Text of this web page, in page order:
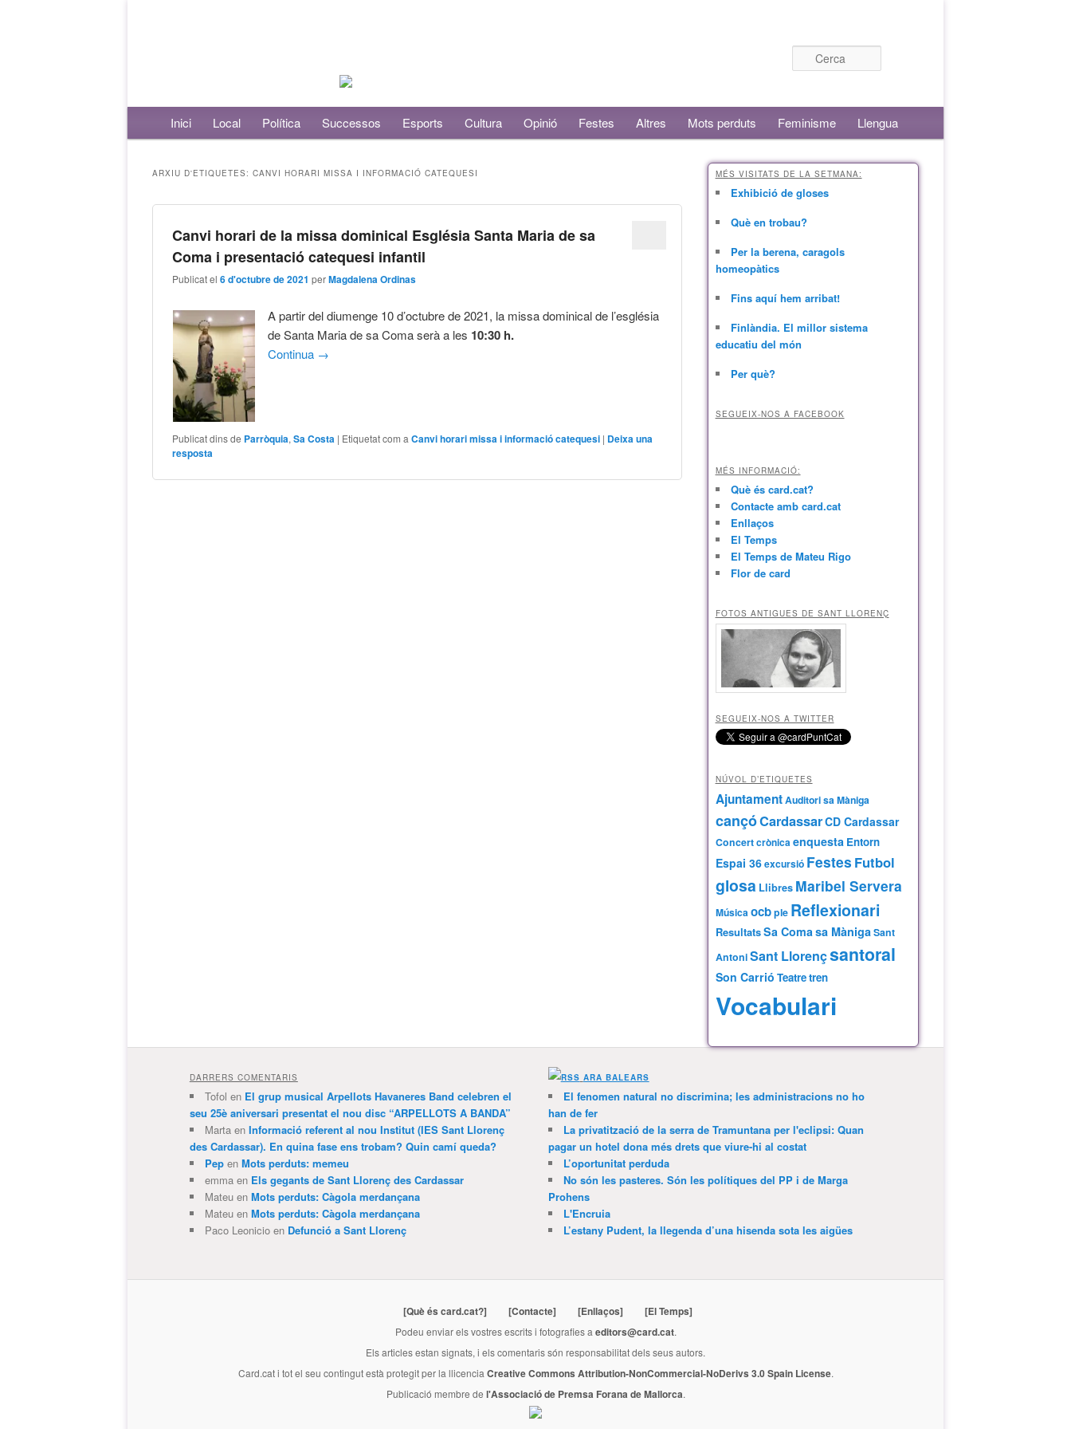
Menú principalAneu al contingut principal
Aneu al contingut secundari
Inici Local Política Successos Esports Cultura Opinió Festes Altres Mots perduts Feminisme Llengua
ARXIU D'ETIQUETES: CANVI HORARI MISSA I INFORMACIÓ CATEQUESI
Canvi horari de la missa dominical Església Santa Maria de sa
Coma i presentació catequesi infantil
Publicat el6 d'octubre de 2021 perMagdalena Ordinas
A partir del diumenge 10 d’octubre de 2021, la missa dominical de l’església
de Santa Maria de sa Coma serà a les 10:30 h.
Continua →
Publicat dins de Parròquia,Sa Costa | Etiquetat com a Canvi horari missa i informació catequesi | Deixa una
resposta
MÉS VISITATS DE LA SETMANA:
Exhibició de gloses
Què en trobau?
Per la berena, caragols
homeopàtics
Fins aquí hem arribat!
Finlàndia. El millor sistema
educatiu del món
Per què?
SEGUEIX-NOS A FACEBOOK
MÉS INFORMACIÓ:
Què és card.cat?
Contacte amb card.cat
Enllaços
El Temps
El Temps de Mateu Rigo
Flor de card
FOTOS ANTIGUES DE SANT LLORENÇ
SEGUEIX-NOS A TWITTER
NÚVOL D’ETIQUETES
AjuntamentAuditori sa Màniga
cançóCardassarCD Cardassar
Concertcrònicaenquesta Entorn
Espai 36excursió Festes Futbol
glosa Llibres Maribel Servera
Músicaocbple Reflexionari
ResultatsSa Comasa MànigaSant
AntoniSant Llorençsantoral
Son Carrió Teatretren
Vocabulari
DARRERS COMENTARIS
Tofol en El grup musical Arpellots Havaneres Band celebren el
seu 25è aniversari presentat el nou disc “ARPELLOTS A BANDA”
Martaen Informació referent al nou Institut (IES Sant Llorenç
des Cardassar). En quina fase ens trobam? Quin camí queda?
Pepen Mots perduts: memeu
emmaen Els gegants de Sant Llorenç des Cardassar
Mateuen Mots perduts: Càgola merdançana
Mateuen Mots perduts: Càgola merdançana
Paco Leonicioen Defunció a Sant Llorenç
ARA BALEARS
El fenomen natural no discrimina; les administracions no ho
han de fer
La privatització de la serra de Tramuntana per l'eclipsi: Quan
pagar un hotel dona més drets que viure-hi al costat
L’oportunitat perduda
No són les pasteres. Són les polítiques del PP i de Marga
Prohens
L'Encruia
L’estany Pudent, la llegenda d’una hisenda sota les aigües
[Què és card.cat?] [Contacte] [Enllaços] [El Temps]
Podeu enviar els vostres escrits i fotografies a editors@card.cat.
Els articles estan signats, i els comentaris són responsabilitat dels seus autors.
Card.cati tot el seu contingut està protegit per la llicencia Creative Commons Attribution-NonCommercial-NoDerivs 3.0 Spain License.
Publicació membre de l'Associació de Premsa Forana de Mallorca.